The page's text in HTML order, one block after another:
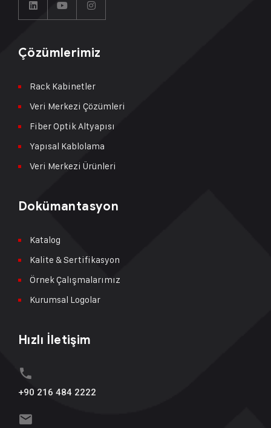
Çözümlerimiz
Rack Kabinetler
Veri Merkezi Çözümleri
Fiber Optik Altyapısı
Yapısal Kablolama
Veri Merkezi Ürünleri
Dokümantasyon
Katalog
Kalite & Sertifikasyon
Örnek Çalışmalarımız
Kurumsal Logolar
Hızlı İletişim
+90 216 484 2222